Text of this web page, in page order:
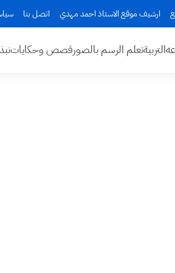
ارشيف موقع الاستاذ احمد مهدي اتصل بنا
التربيةتعلم الرسم بالصورقصص وحكايات